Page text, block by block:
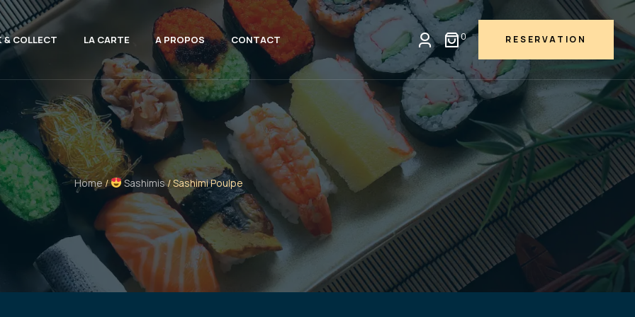
& COLLECT LA CARTE A PROPOS CONTACT 0 RESERVATION
Home/ Sashimis/ Sashimi Poulpe